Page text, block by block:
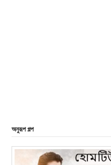
অনুরূপ গল্প